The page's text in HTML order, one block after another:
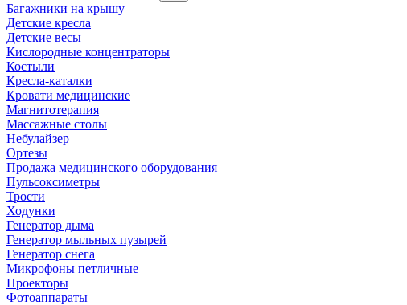
Багажники на крышу
Детские кресла
Детские весы
Кислородные концентраторы
Костыли
Кресла-каталки
Кровати медицинские
Магнитотерапия
Массажные столы
Небулайзер
Ортезы
Продажа медицинского оборудования
Пульсоксиметры
Трости
Ходунки
Генератор дыма
Генератор мыльных пузырей
Генератор снега
Микрофоны петличные
Проекторы
Фотоаппараты